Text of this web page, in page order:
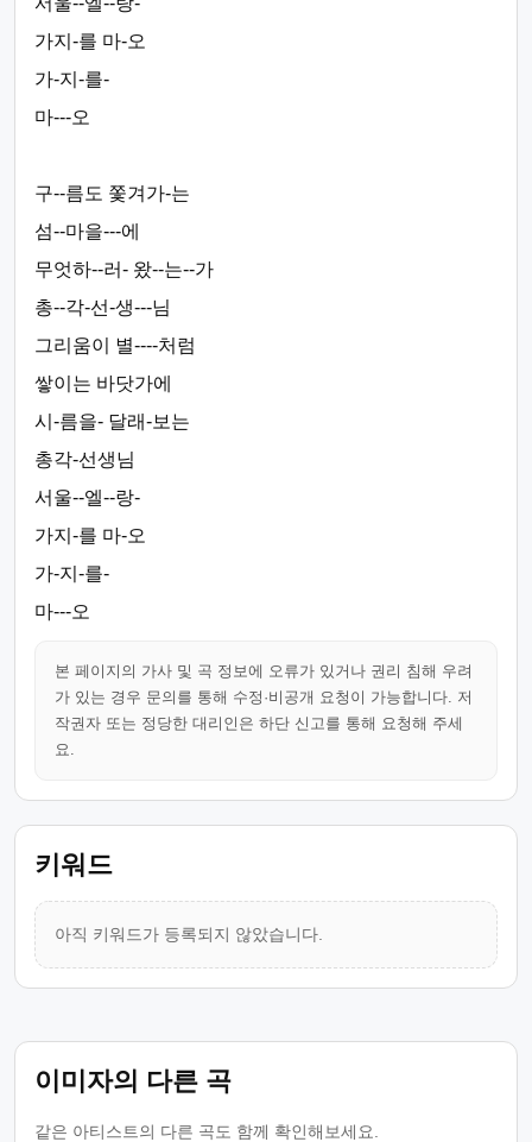
가지-를 마-오
가-지-를-
마---오
구--름도 쫓겨가-는
섬--마을---에
무엇하--러- 왔--는--가
총--각-선-생---님
그리움이 별----처럼
쌓이는 바닷가에
시-름을- 달래-보는
총각-선생님
서울--엘--랑-
가지-를 마-오
가-지-를-
마---오
본 페이지의 가사 및 곡 정보에 오류가 있거나 권리 침해 우려
가 있는 경우 문의를 통해 수정·비공개 요청이 가능합니다. 저
작권자 또는 정당한 대리인은 하단 신고를 통해 요청해 주세
요.
키워드
아직 키워드가 등록되지 않았습니다.
이미자의 다른 곡
같은 아티스트의 다른 곡도 함께 확인해보세요.